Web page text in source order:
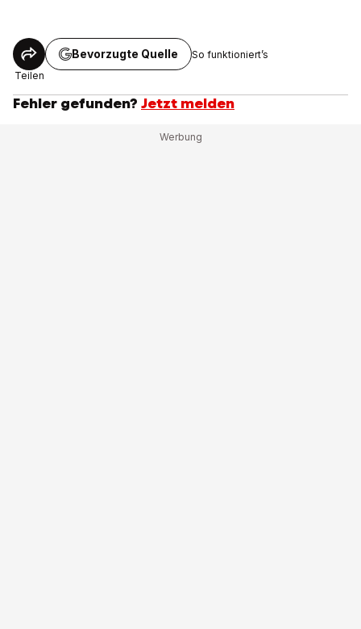
Teilen
Bevorzugte Quelle So funktioniert’s
Fehler gefunden? Jetzt melden